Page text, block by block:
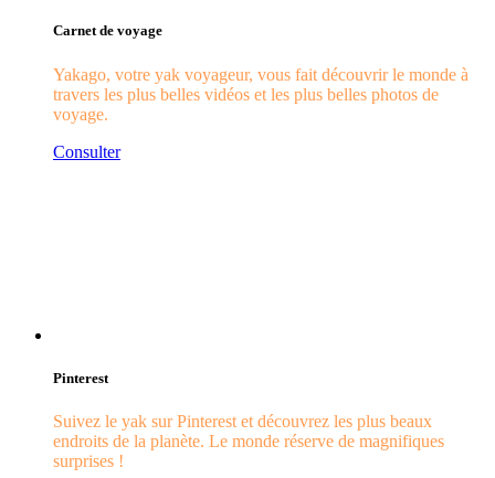
Carnet de voyage
Yakago, votre yak voyageur, vous fait découvrir le monde à
travers les plus belles vidéos et les plus belles photos de
voyage.
Consulter
Pinterest
Suivez le yak sur Pinterest et découvrez les plus beaux
endroits de la planète. Le monde réserve de magnifiques
surprises !